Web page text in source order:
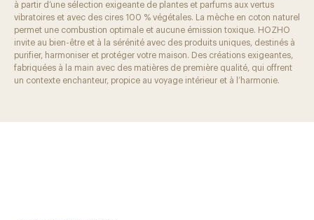
à partir d’une sélection exigeante de plantes et parfums aux vertus
vibratoires et avec des cires 100 % végétales. La mèche en coton naturel
permet une combustion optimale et aucune émission toxique. HOZHO
invite au bien-être et à la sérénité avec des produits uniques, destinés à
purifier, harmoniser et protéger votre maison. Des créations exigeantes,
fabriquées à la main avec des matières de première qualité, qui offrent
un contexte enchanteur, propice au voyage intérieur et à l’harmonie.